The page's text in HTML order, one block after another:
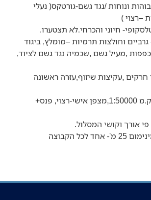
ונוחות /נגד גשם-גורטקס( נעלי
–רצוי )
חיוני והכרחי.לא תצטערו.
וחולצות תרמיות –מומלץ, ביגוד
,מעיל גשם ,שכמיה נגד גשם לציוד,
חרקים ,עקיצות שיזוף,עזרה ראשונה
מפת שטח בק.מ 1:50000,מצפן אישי-רצוי, פנס+
פי אורך וקושי המסלול.
לכל הקבוצה